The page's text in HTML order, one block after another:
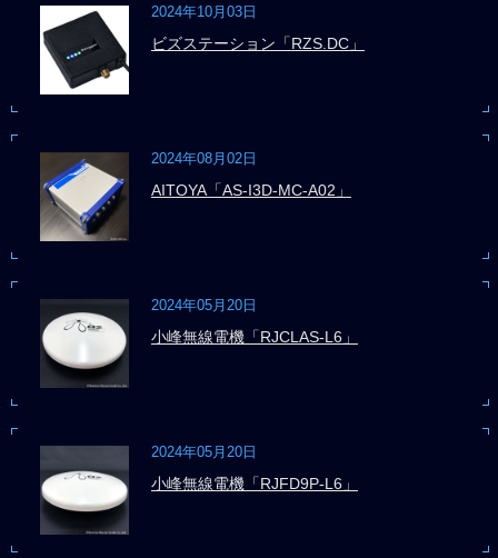
2024年10月03日
ビズステーション「RZS.DC」
2024年08月02日
AITOYA「AS-I3D-MC-A02」
2024年05月20日
小峰無線電機「RJCLAS-L6」
2024年05月20日
小峰無線電機「RJFD9P-L6」